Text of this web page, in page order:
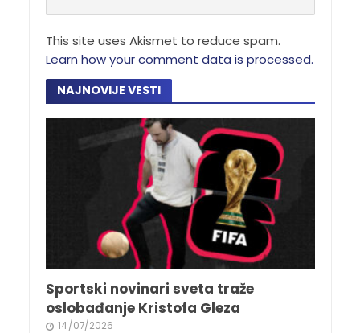
This site uses Akismet to reduce spam.
Learn how your comment data is processed.
NAJNOVIJE VESTI
Sportski novinari sveta traže
oslobađanje Kristofa Gleza
14/07/2026